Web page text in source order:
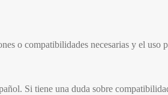
o compatibilidades necesarias y el
Si tiene una duda sobre